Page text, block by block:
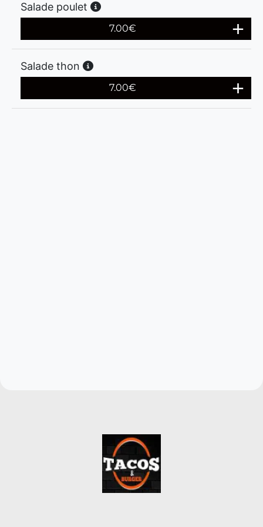
Salade poulet
7.00€
Salade thon
7.00€